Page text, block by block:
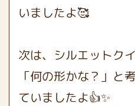
いましたよ🥰
次は、シルエットク
「何の形かな？」と
ていましたよ👍✨